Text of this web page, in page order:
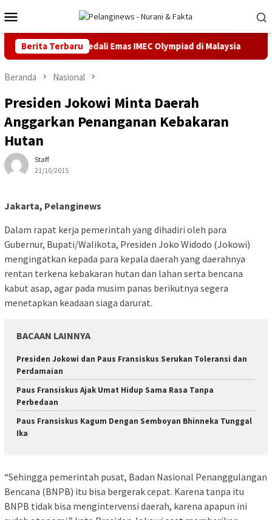
ke
kontenMobile
Berita Terbaru
Sabet Medali Emas IMEC Olympiad di Malaysia
Beranda Nasional
Presiden Jokowi Minta Daerah
Anggarkan Penanganan Kebakaran
Hutan
Staff
21/10/2015
Jakarta, Pelanginews
Dalam rapat kerja pemerintah yang dihadiri oleh para
Gubernur, Bupati/Walikota, Presiden Joko Widodo (Jokowi)
mengingatkan kepada para kepala daerah yang daerahnya
rentan terkena kebakaran hutan dan lahan serta bencana
kabut asap, agar pada musim panas berikutnya segera
menetapkan keadaan siaga darurat.
BACAAN LAINNYA
Presiden Jokowi dan Paus Fransiskus Serukan Toleransi dan
Perdamaian
Paus Fransiskus Ajak Umat Hidup Sama Rasa Tanpa
Perbedaan
Paus Fransiskus Kagum Dengan Semboyan Bhinneka Tunggal
Ika
“Sehingga pemerintah pusat, Badan Nasional Penanggulangan
Bencana (BNPB) itu bisa bergerak cepat. Karena tanpa itu
BNPB tidak bisa mengintervensi daerah, karena apapun ini